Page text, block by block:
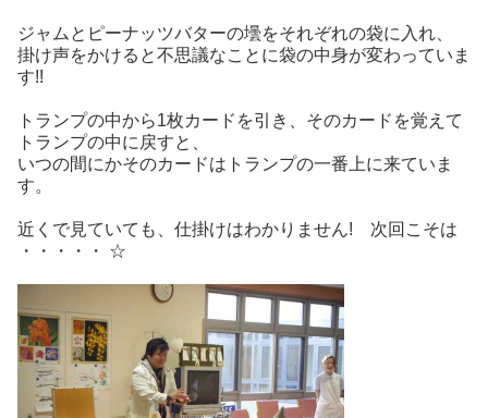
ジャムとピーナッツバターの壜をそれぞれの袋に入れ、
掛け声をかけると不思議なことに袋の中身が変わっていま
す!!
トランプの中から1枚カードを引き、そのカードを覚えて
トランプの中に戻すと、
いつの間にかそのカードはトランプの一番上に来ていま
す。
近くで見ていても、仕掛けはわかりません! 次回こそは
・・・・・ ☆